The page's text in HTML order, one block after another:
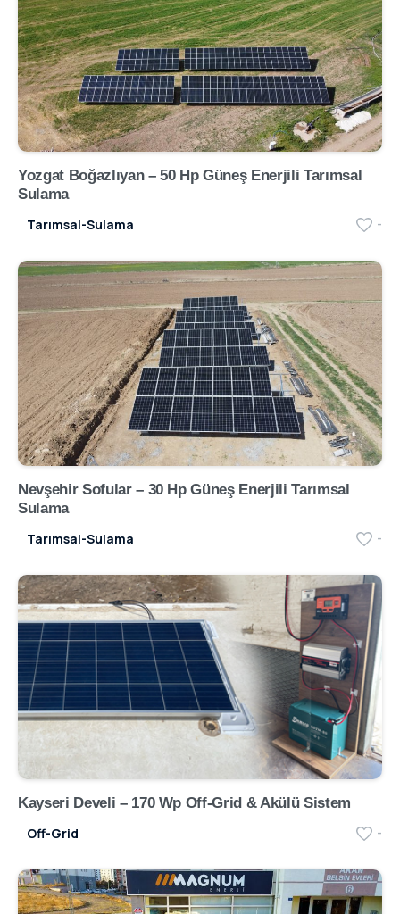
Yozgat Boğazlıyan – 50 Hp Güneş Enerjili Tarımsal
Sulama
Tarımsal-Sulama
-
Nevşehir Sofular – 30 Hp Güneş Enerjili Tarımsal
Sulama
Tarımsal-Sulama
-
Kayseri Develi – 170 Wp Off-Grid & Akülü Sistem
Off-Grid
-